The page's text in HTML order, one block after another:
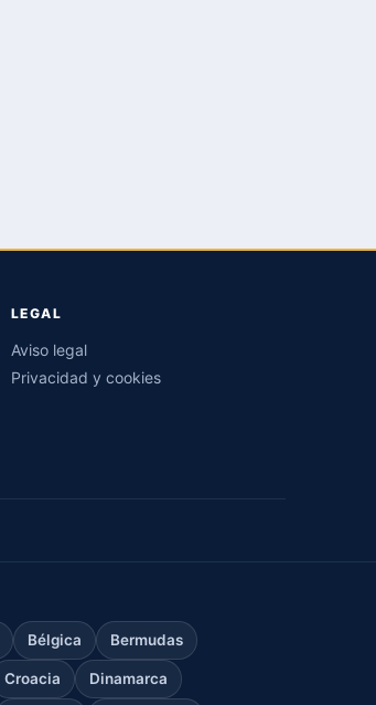
LEGAL
Aviso legal
Privacidad y cookies
Bélgica Bermudas
Croacia Dinamarca